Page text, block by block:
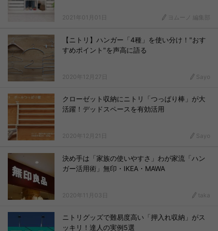
2021年01月01日 ヨムーノ 編集部
【ニトリ】ハンガー「4種」を使い分け！"おす
すめポイント"を声高に語る
2020年12月27日 Sayo
クローゼット収納にニトリ「つっぱり棒」が大
活躍！デッドスペースを有効活用
2020年12月21日 Sayo
決め手は「家族の使いやすさ」わが家流「ハン
ガー活用術」無印・IKEA・MAWA
2020年11月03日 taka
ニトリグッズで難易度高い「押入れ収納」がス
ッキリ！達人の実例5選